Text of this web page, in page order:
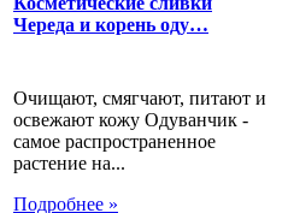
Череда и корень оду…
Очищают, смягчают, питают и
освежают кожу Одуванчик -
самое распространенное
растение на...
Подробнее »